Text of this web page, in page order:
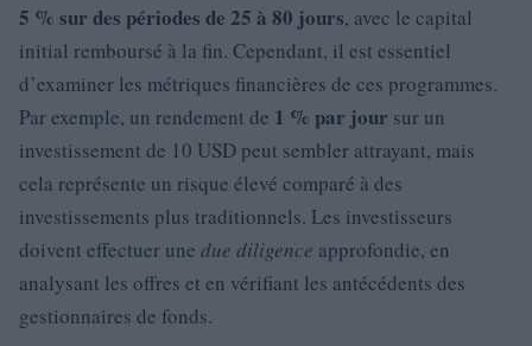
5 % sur des périodes de 25 à 80 jours, avec le capital
initial remboursé à la fin. Cependant, il est essentiel
d’examiner les métriques financières de ces programmes.
Par exemple, un rendement de 1 % par jour sur un
investissement de 10 USD peut sembler attrayant, mais
cela représente un risque élevé comparé à des
investissements plus traditionnels. Les investisseurs
doivent effectuer une due diligence approfondie, en
analysant les offres et en vérifiant les antécédents des
gestionnaires de fonds.